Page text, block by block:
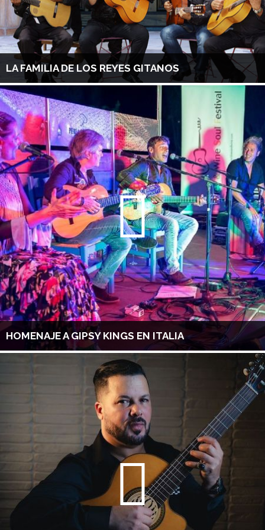
LA FAMILIA DE LOS REYES GITANOS
HOMENAJE A GIPSY KINGS EN ITALIA